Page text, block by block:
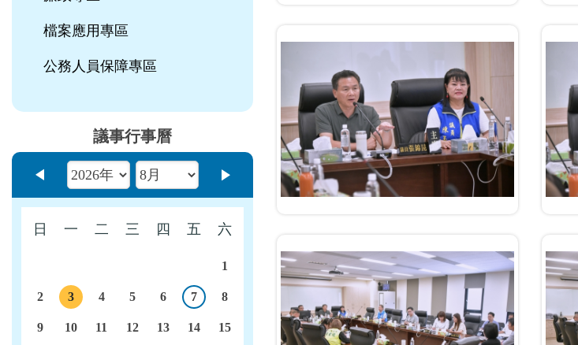
檔案應用專區
公務人員保障專區
議事行事曆
上個月
日 一 二 三 四 五 六
1
2
3
4 5 6
7
8
9 10 11 12 13 14 15